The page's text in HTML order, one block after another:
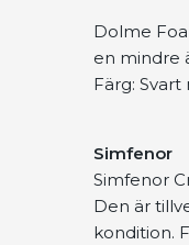
Dolme
en mindre
Färg:
Simfenor
Simfenor
Den är
kondition.